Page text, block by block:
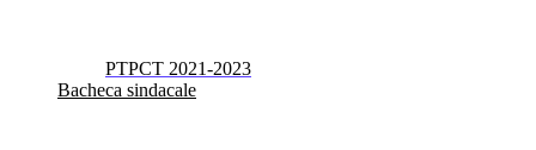
PTPCT 2021-2023
Bacheca sindacale